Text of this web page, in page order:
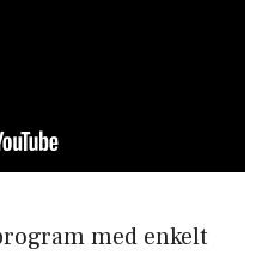
med enkelt